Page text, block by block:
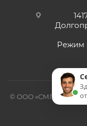
Режим
© ООО «СМП-Проект»,